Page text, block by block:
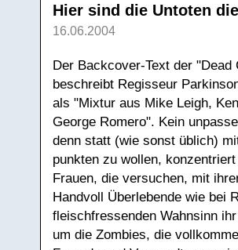
Hier sind die Untoten
16.06.2004
Der Backcover-Text der "Dead
beschreibt Regisseur
als "Mixtur aus Mike Leigh,
George Romero". Kein
denn statt (wie sonst üblich)
punkten zu wollen,
Frauen, die versuchen, mit
Handvoll Überlebende wie bei
fleischfressenden Wahnsinn
um die Zombies, die